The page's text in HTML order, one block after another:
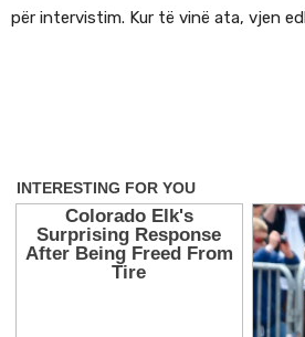
për intervistim. Kur të vinë ata, vjen